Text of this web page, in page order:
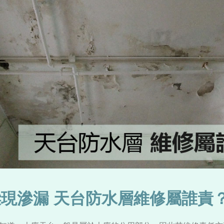
滲漏 天台防水層維修屬誰責